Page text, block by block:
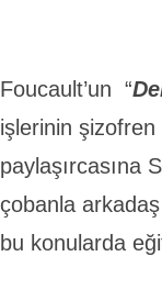
Foucault’un “
işlerinin
paylaşırcasına
çobanla
bu konularda